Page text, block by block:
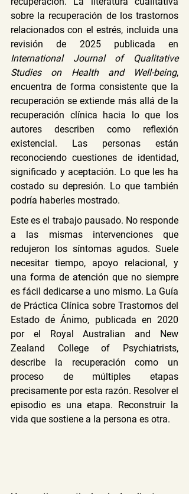
sobre la recuperación de los trastornos
relacionados con el estrés, incluida una
International Journal of Qualitative
Studies on Health and Well-being,
encuentra de forma consistente que la
recuperación se extiende más allá de la
recuperación clínica hacia lo que los
autores describen como reflexión
existencial. Las personas están
reconociendo cuestiones de identidad,
significado y aceptación. Lo que les ha
costado su depresión. Lo que también
podría haberles mostrado.
Este es el trabajo pausado. No responde
a las mismas intervenciones que
redujeron los síntomas agudos. Suele
necesitar tiempo, apoyo relacional, y
una forma de atención que no siempre
es fácil dedicarse a uno mismo. La Guía
de Práctica Clínica sobre Trastornos del
Estado de Ánimo, publicada en 2020
por el Royal Australian and New
Zealand College of Psychiatrists,
describe la recuperación como un
proceso de múltiples etapas
precisamente por esta razón. Resolver el
episodio es una etapa. Reconstruir la
vida que sostiene a la persona es otra.